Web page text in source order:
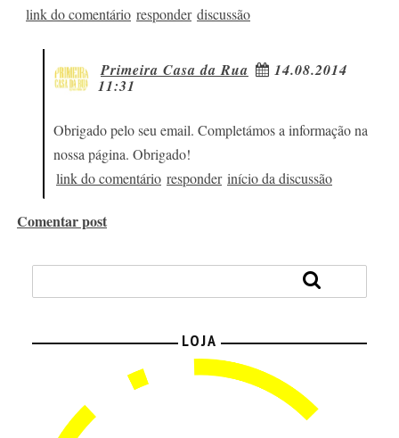
link do comentário responder discussão
Primeira Casa da Rua
14.08.2014
11:31
Obrigado pelo seu email. Completámos a informação na
nossa página. Obrigado!
link do comentário responder início da discussão
Comentar post
LOJA